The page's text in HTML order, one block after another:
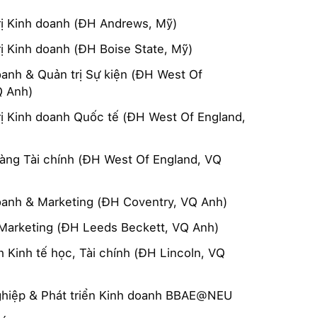
Kinh doanh (ĐH Andrews, Mỹ)
Kinh doanh (ĐH Boise State, Mỹ)
& Quản trị Sự kiện (ĐH West Of
Anh)
Kinh doanh Quốc tế (ĐH West Of England,
Tài chính (ĐH West Of England, VQ
& Marketing (ĐH Coventry, VQ Anh)
(ĐH Leeds Beckett, VQ Anh)
Kinh tế học, Tài chính (ĐH Lincoln, VQ
& Phát triển Kinh doanh BBAE@NEU